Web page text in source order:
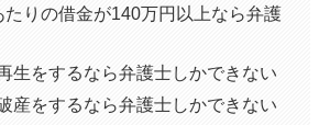
たりの借金が140万円以上なら弁護
生をするなら弁護士しかできない
産をするなら弁護士しかできない